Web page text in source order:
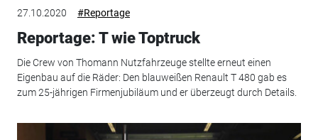
27.10.2020 #Reportage
Reportage: T wie Toptruck
Die Crew von Thomann Nutzfahrzeuge stellte erneut einen
Eigenbau auf die Räder: Den blauweißen Renault T 480 gab es
zum 25-jährigen Firmenjubiläum und er überzeugt durch Details.